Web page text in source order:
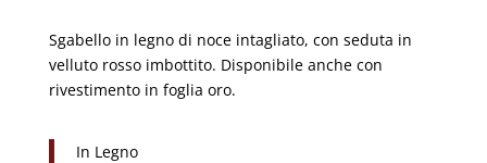
Sgabello in legno di noce intagliato, con seduta in
velluto rosso imbottito. Disponibile anche con
rivestimento in foglia oro.
In Legno